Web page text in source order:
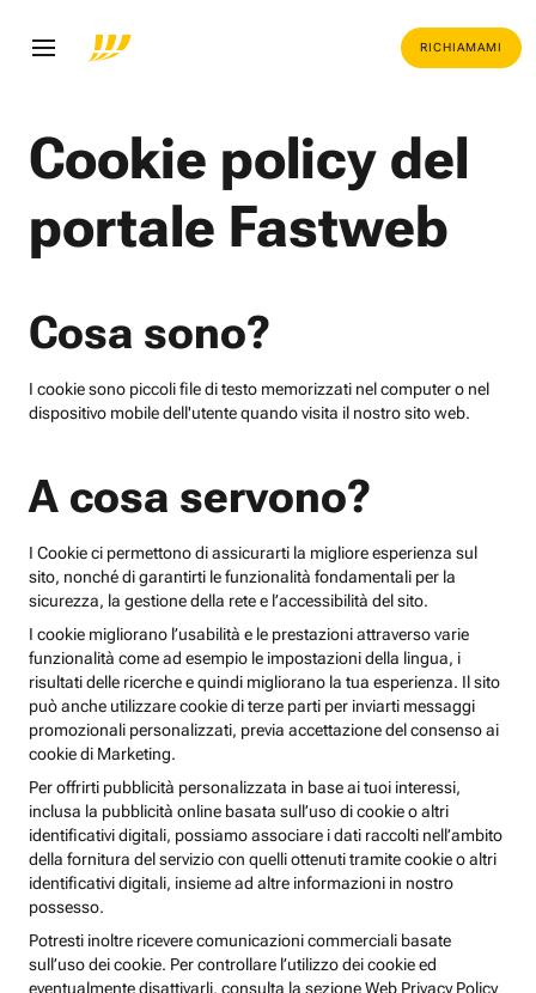
RICHIAMAMI
Cookie policy del
portale Fastweb
Cosa sono?
I cookie sono piccoli file di testo memorizzati nel computer o nel
dispositivo mobile dell'utente quando visita il nostro sito web.
A cosa servono?
I Cookie ci permettono di assicurarti la migliore esperienza sul
sito, nonché di garantirti le funzionalità fondamentali per la
sicurezza, la gestione della rete e l’accessibilità del sito.
I cookie migliorano l’usabilità e le prestazioni attraverso varie
funzionalità come ad esempio le impostazioni della lingua, i
risultati delle ricerche e quindi migliorano la tua esperienza. Il sito
può anche utilizzare cookie di terze parti per inviarti messaggi
promozionali personalizzati, previa accettazione del consenso ai
cookie di Marketing.
Per offrirti pubblicità personalizzata in base ai tuoi interessi,
inclusa la pubblicità online basata sull’uso di cookie o altri
identificativi digitali, possiamo associare i dati raccolti nell’ambito
della fornitura del servizio con quelli ottenuti tramite cookie o altri
identificativi digitali, insieme ad altre informazioni in nostro
possesso.
Potresti inoltre ricevere comunicazioni commerciali basate
sull’uso dei cookie. Per controllare l’utilizzo dei cookie ed
eventualmente disattivarli, consulta la sezione Web Privacy Policy